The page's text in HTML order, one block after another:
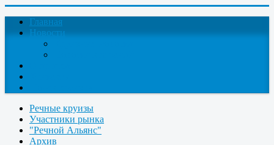
Главная
Новости
Речные круизы
Участники рынка
"Речной Альянс"
Архив